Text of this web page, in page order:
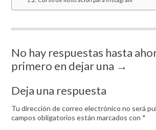
No hay respuestas hasta
primero en dejar una →
Deja una respuesta
Tu dirección de correo electrónico no será
campos obligatorios están marcados con *